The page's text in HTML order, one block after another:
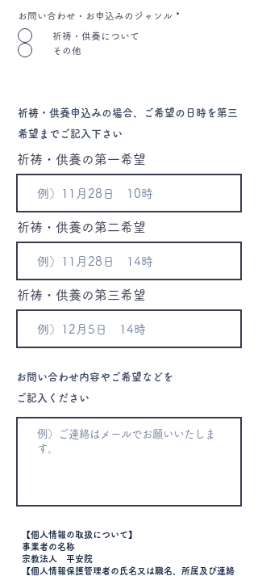
お問い合わせ・お申込みのジャンル *
祈祷・供養について
その他
祈祷・供養申込みの場合、ご希望の日時を第三
希望までご記入下さい
祈祷・供養の第一希望
祈祷・供養の第二希望
祈祷・供養の第三希望
お問い合わせ内容やご希望などを
ご記入ください
【個人情報の取扱について】
事業者の名称
宗教法人 平安院
【個人情報保護管理者の氏名又は職名、所属及び連絡